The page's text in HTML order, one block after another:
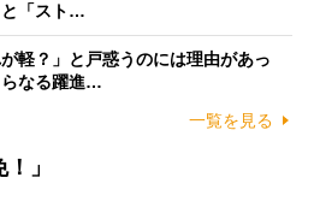
「スト…
軽？」と戸惑うのには理由があっ
なる躍進…
一覧を見る
」